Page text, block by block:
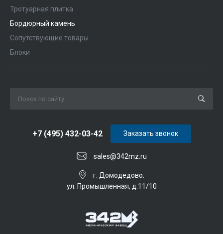
Тротуарная плитка
Бордюрный камень
Сопутствующие товары
Блоки
sales@342mz.ru
+7 (495) 432-03-42
г. Домодедово.
ул. Промышленная, д.11/10
Заказать звонок